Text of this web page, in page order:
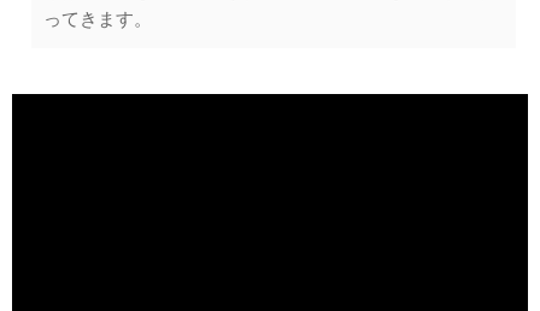
ってきます。